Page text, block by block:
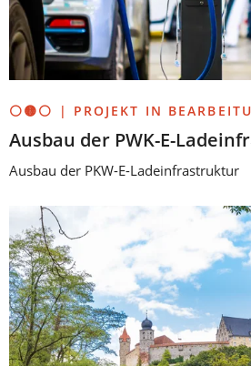
⚪🟡⚪ | PROJEKT IN
Ausbau der PWK-E-
Ausbau der PKW-E-Ladeinfrastruktur